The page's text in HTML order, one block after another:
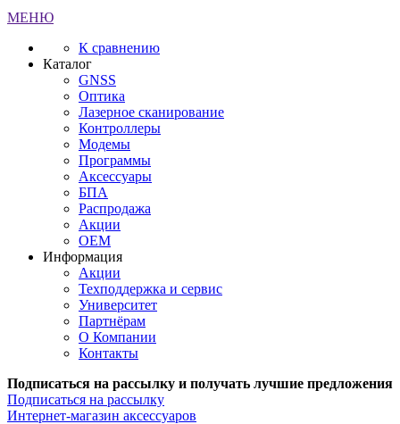
МЕНЮ
К сравнению
Каталог
GNSS
Оптика
Лазерное сканирование
Контроллеры
Модемы
Программы
Аксеcсуары
БПА
Распродажа
Акции
OEM
Информация
Акции
Техподдержка и сервис
Университет
Партнёрам
О Компании
Контакты
Подписаться на рассылку и получать лучшие предложения
Подписаться на рассылку
Интернет-магазин аксессуаров